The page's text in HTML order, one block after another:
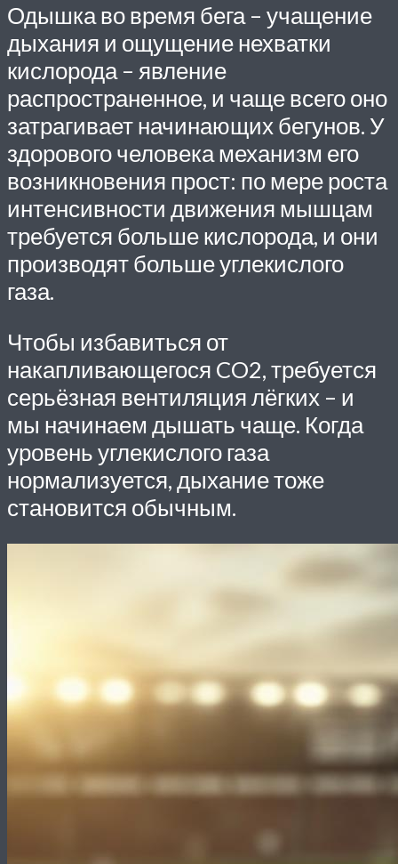
Одышка во время бега – учащение
дыхания и ощущение нехватки
кислорода – явление
распространенное, и чаще всего оно
затрагивает начинающих бегунов. У
здорового человека механизм его
возникновения прост: по мере роста
интенсивности движения мышцам
требуется больше кислорода, и они
производят больше углекислого
газа.
Чтобы избавиться от
накапливающегося CO2, требуется
серьёзная вентиляция лёгких – и
мы начинаем дышать чаще. Когда
уровень углекислого газа
нормализуется, дыхание тоже
становится обычным.